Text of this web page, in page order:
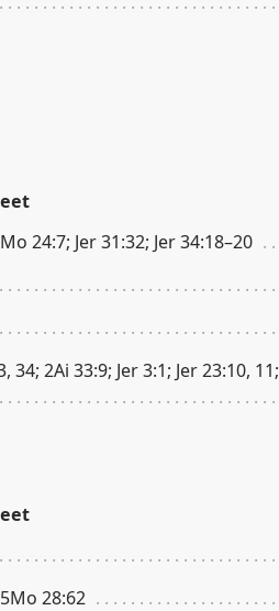
24:7; Jer 31:32; Jer 34:18–20
34; 2Ai 33:9; Jer 3:1; Jer 23:10, 11;
28:62